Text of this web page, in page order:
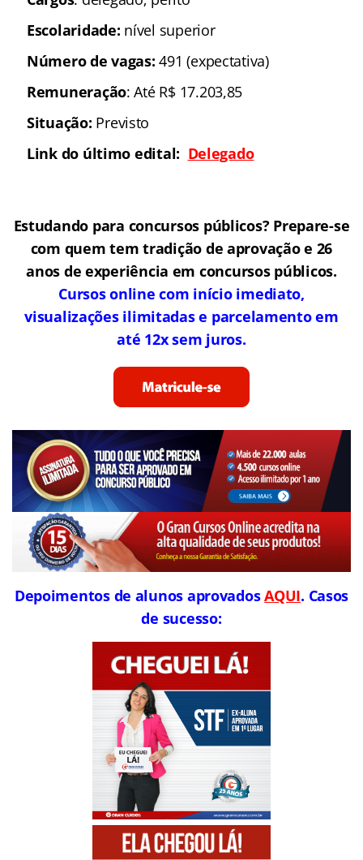
Escolaridade: nível superior
Número de vagas: 491 (expectativa)
Remuneração: Até R$ 17.203,85
Situação: Previsto
Link do último edital: Delegado
Estudando para concursos públicos? Prepare-se
com quem tem tradição de aprovação e 26
anos de experiência em concursos públicos.
Cursos online com início imediato,
visualizações ilimitadas e parcelamento em
até 12x sem juros.
Depoimentos de alunos aprovadosAQUI. Casos
de sucesso: